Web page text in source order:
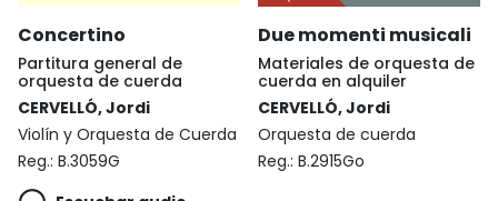
Concertino
Partitura general de
orquesta de cuerda
CERVELLÓ, Jordi
Violín y Orquesta de Cuerda
Reg.: B.3059G
Due momenti musicali
Materiales de orquesta de
cuerda en alquiler
CERVELLÓ, Jordi
Orquesta de cuerda
Reg.: B.2915Go